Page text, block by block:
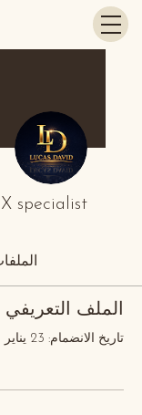
specialist
الملف التعريفي
تاريخ الانضمام: 23 يناير 2026